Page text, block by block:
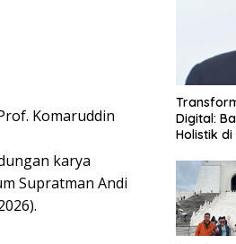
Komaruddin
karya
Supratman Andi
Digital:
Holistik